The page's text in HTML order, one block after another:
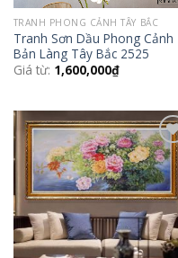
TRANH PHONG CẢNH TÂY BẮC
Tranh Sơn Dầu Phong Cảnh
Bản Làng Tây Bắc 2525
Giá từ: 1,600,000₫
Add to
Wishlist